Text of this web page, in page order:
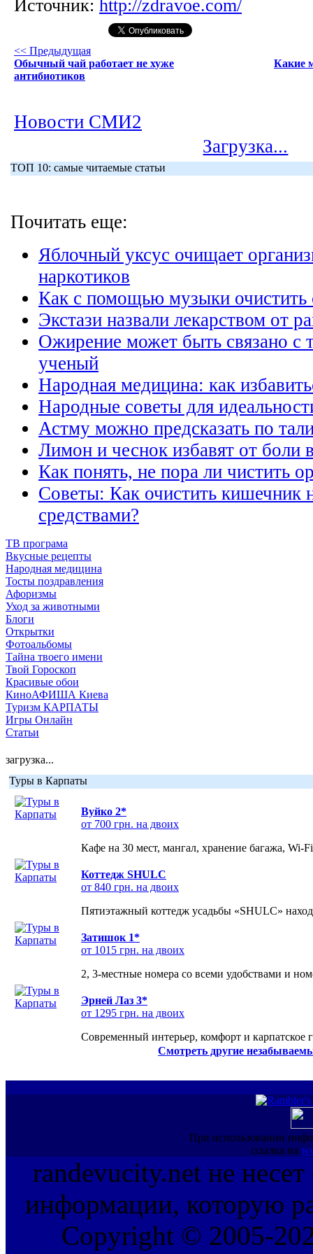
Источник: http://zdravoe.com/
<< Предыдущая
Обычный чай работает не хуже
антибиотиков
Какие
Новости СМИ2
Загрузка...
ТОП 10: самые читаемые статьи
Почитать еще:
Яблочный уксус очищает
наркотиков
Как с помощью музыки очистить
Экстази назвали лекарством от
Ожирение может быть связано с
ученый
Народная медицина: как
Народные советы для
Астму можно предсказать по
Лимон и чеснок избавят от боли
Как понять, не пора ли чистить
Советы: Как очистить кишечник
средствами?
ТВ програма
Вкусные рецепты
Народная медицина
Тосты поздравления
Афоризмы
Уход за животными
Блоги
Открытки
Фотоальбомы
Тайна твоего имени
Твой Гороскоп
Красивые обои
КиноАФИША Киева
Туризм КАРПАТЫ
Игры Онлайн
Статьи
загрузка...
Туры в Карпаты
Вуйко 2*
от 700 грн. на двоих
Кафе на 30 мест, мангал, хранение багажа, Wi-
Коттедж SHULC
от 840 грн. на двоих
Пятиэтажный коттедж усадьбы «SHULC»
Затишок 1*
от 1015 грн. на двоих
2, 3-местные номера со всеми удобствами и
Эрней Лаз 3*
от 1295 грн. на двоих
Современный интерьер, комфорт и карпатское
Смотреть другие
При использовании
ссылка на
randevucity.net не несет
информации, которую
Copyright © 2005-